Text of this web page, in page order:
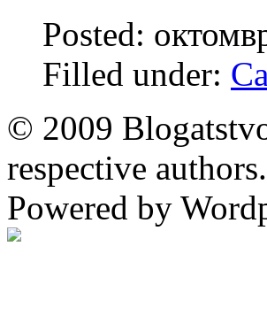
Posted:
Filled under:
© 2009
respective authors.
Powered by